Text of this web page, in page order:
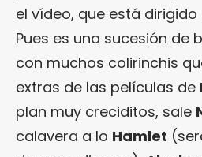
el vídeo, que está dirigido
Pues es una sucesión de
con muchos colirinchis
extras de las películas de
plan muy creciditos, sale
calavera a lo Hamlet